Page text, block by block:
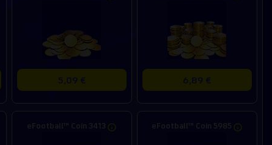
5,09 € 6,89 €
eFootball™ Coin 3413 eFootball™ Coin 5985